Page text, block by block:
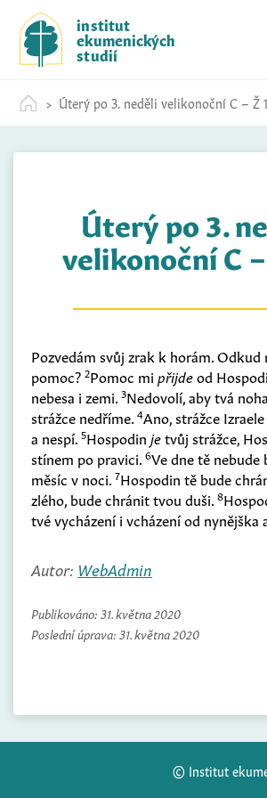
c
institut
ekumenických
studií
Úterý po 3. neděli velikonoční C – Ž
Úterý po 3.
velikonoční C –
Pozvedám svůj zrak k horám. Odkud
pomoc? 2Pomoc mi přijdeod
nebesa i zemi. 3Nedovolí, aby tvá
strážce nedříme. 4Ano, strážce
a nespí. 5Hospodin jetvůj strážce,
stínem po pravici. 6Ve dne tě nebude
měsíc v noci. 7Hospodin tě bude
zlého, bude chránit tvou duši. 8
tvé vycházení i vcházení od nynějška
Autor: WebAdmin
Publikováno: 31. května 2020
Poslední úprava: 31. května 2020
© Institut